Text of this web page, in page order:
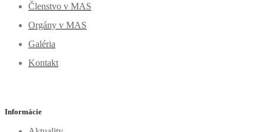
Členstvo v MAS
Orgány v MAS
Galéria
Kontakt
Informácie